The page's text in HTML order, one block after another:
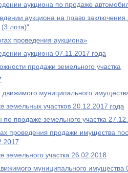
аукциона по продаже
аукциона на право
(3 лота)"
проведения аукциона»
аукциона 07.11.2017 года
продажи земельного участка
муниципального
земельных участков 20.12.2017 года
по продаже земельного участка
проведения продажи имущества
земельного участка 26.02.2018
муниципального имущества